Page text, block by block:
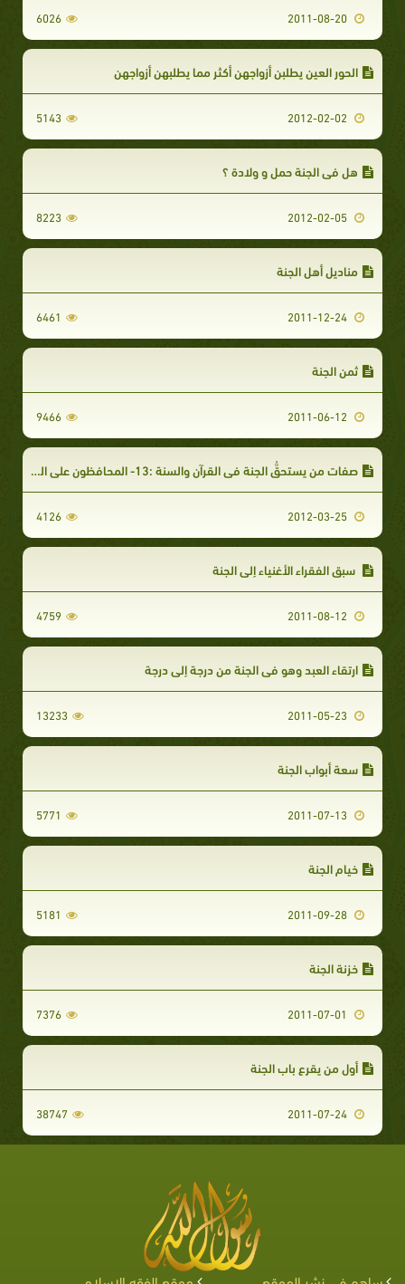
6026
الحور العين يطلبن أزواجهن أكثر مما يطلبهن أزواجهن
5143
هل في الجنة حمل و ولادة ؟
8223
مناديل أهل الجنة
6461
ثمن الجنة
9466
صفات من يستحقُّ الجنة في القرآن والسنة :13- المحافظون على الصلاة ، البعيدون عن الشهوات
4126
سبق الفقراء الأغنياء إلى الجنة
4759
ارتقاء العبد وهو في الجنة من درجة إلى درجة
13233
سعة أبواب الجنة
5771
خيام الجنة
5181
خزنة الجنة
7376
أول من يقرع باب الجنة
38747